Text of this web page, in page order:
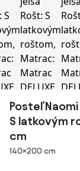
Posteľ
S latkovým
cm
Rozmery
140×200 cm